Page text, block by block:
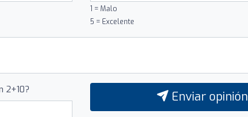
1 = Malo
5 = Excelente
2+10? Enviar opinión